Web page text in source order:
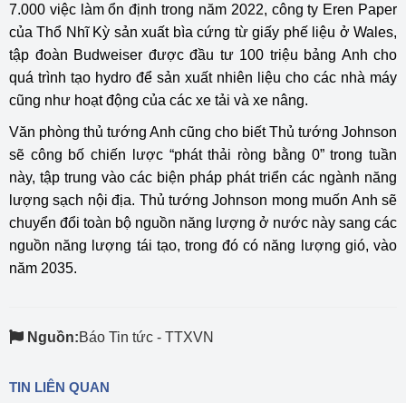
7.000 việc làm ổn định trong năm 2022, công ty Eren Paper
của Thổ Nhĩ Kỳ sản xuất bìa cứng từ giấy phế liệu ở Wales,
tập đoàn Budweiser được đầu tư 100 triệu bảng Anh cho
quá trình tạo hydro để sản xuất nhiên liệu cho các nhà máy
cũng như hoạt động của các xe tải và xe nâng.
Văn phòng thủ tướng Anh cũng cho biết Thủ tướng Johnson
sẽ công bố chiến lược “phát thải ròng bằng 0” trong tuần
này, tập trung vào các biện pháp phát triển các ngành năng
lượng sạch nội địa. Thủ tướng Johnson mong muốn Anh sẽ
chuyển đổi toàn bộ nguồn năng lượng ở nước này sang các
nguồn năng lượng tái tạo, trong đó có năng lượng gió, vào
năm 2035.
Nguồn:Báo Tin tức - TTXVN
TIN LIÊN QUAN